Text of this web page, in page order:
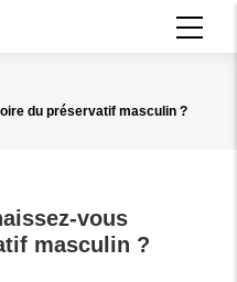
du préservatif masculin ?
vous
masculin ?